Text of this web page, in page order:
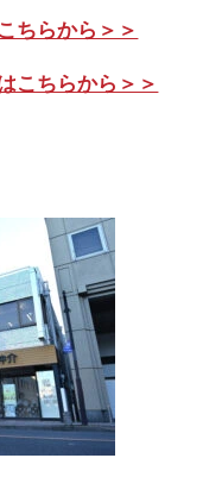
ちらから＞＞
こちらから＞＞